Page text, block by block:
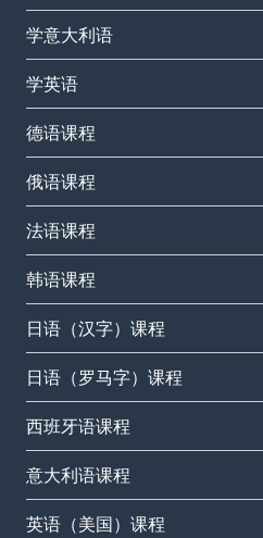
学意大利语
学英语
德语课程
俄语课程
法语课程
韩语课程
日语（汉字）课程
日语（罗马字）课程
西班牙语课程
意大利语课程
英语（美国）课程